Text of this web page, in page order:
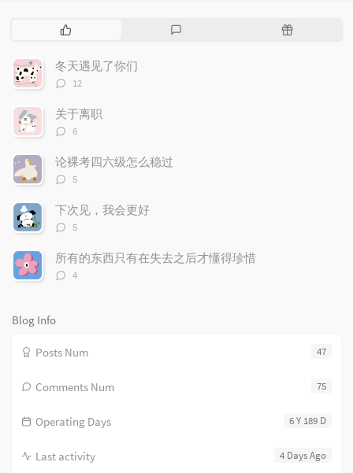
P
p
u
a
r
r
t
c
l
s
R
冬天遇见了你们
评
数：
12
关于离职
评
数：
6
论裸考四六级怎么稳过
评
数：
5
下次见，我会更好
评
数：
5
所有的东西只有在失去之后才懂得珍惜
评
4
Blog Info
47
Posts Num
75
Comments Num
6 Y 189 D
Operating Days
4 Days Ago
Last activity